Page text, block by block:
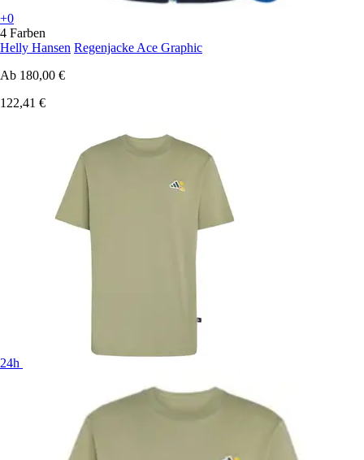
+0
4 Farben
Helly Hansen Regenjacke Ace Graphic
Ab 180,00 €
122,41 €
24h